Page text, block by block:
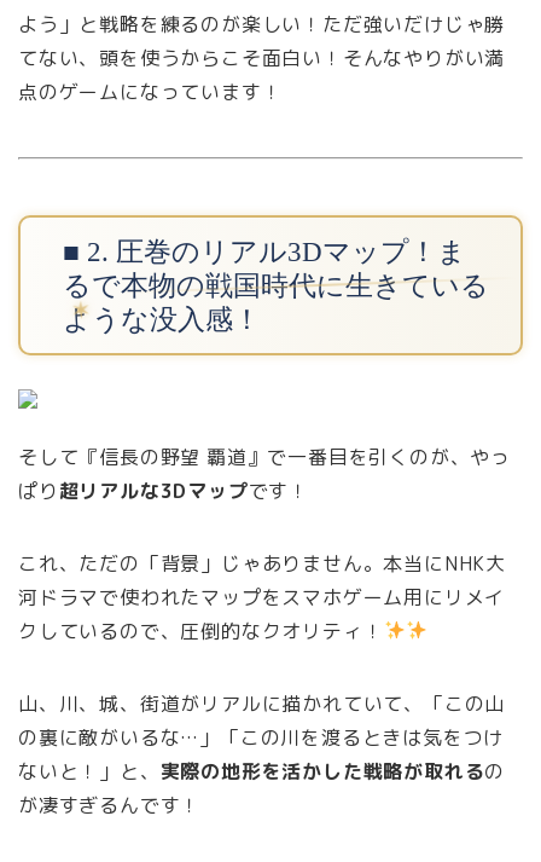
よう」と戦略を練るのが楽しい！ただ強いだけじゃ勝
てない、頭を使うからこそ面白い！そんなやりがい満
点のゲームになっています！
■ 2. 圧巻のリアル3Dマップ！ま
るで本物の戦国時代に生きている
ような没入感！
そして『信長の野望 覇道』で一番目を引くのが、やっ
ぱり超リアルな3Dマップです！
これ、ただの「背景」じゃありません。本当にNHK大
河ドラマで使われたマップをスマホゲーム用にリメイ
クしているので、圧倒的なクオリティ！
山、川、城、街道がリアルに描かれていて、「この山
の裏に敵がいるな…」「この川を渡るときは気をつけ
ないと！」と、 実際の地形を活かした戦略が取れるの
が凄すぎるんです！